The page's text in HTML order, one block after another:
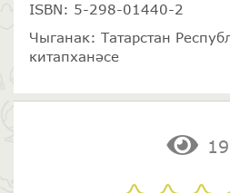
ISBN: 5-298-01440-2
Чыганак: Татарстан
китапханәсе